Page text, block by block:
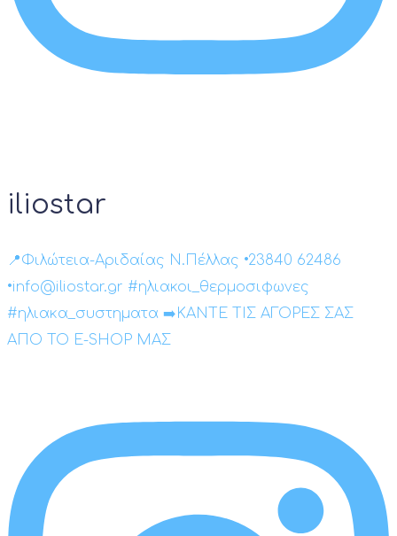
iliostar
📍Φιλώτεια-Αριδαίας Ν.Πέλλας •23840 62486
•info@iliostar.gr #ηλιακοι_θερμοσιφωνες
#ηλιακα_συστηματα ➡️ΚΑΝΤΕ ΤΙΣ ΑΓΟΡΕΣ ΣΑΣ
ΑΠΟ ΤΟ E-SHOP ΜΑΣ